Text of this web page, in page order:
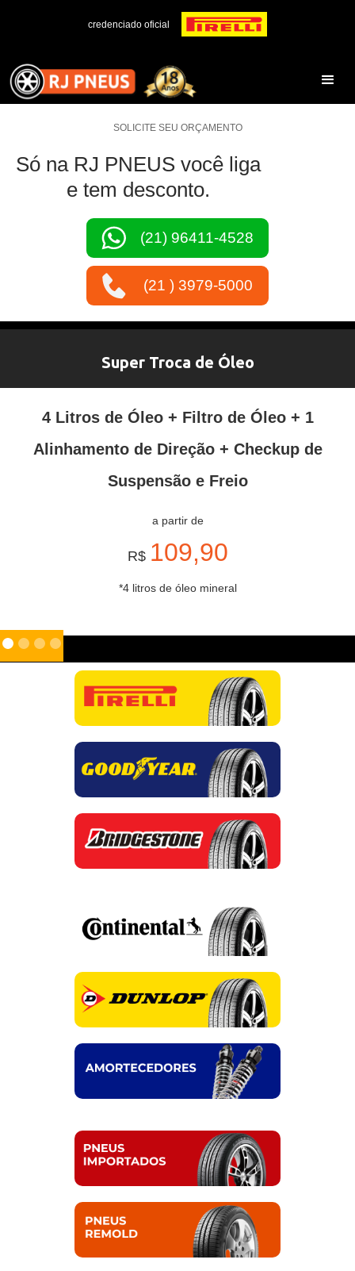
credenciado oficial
SOLICITE SEU ORÇAMENTO
Só na RJ PNEUS você liga
e tem desconto.
(21) 96411-4528
(21 ) 3979-5000
Super Troca de Óleo
4 Litros de Óleo + Filtro de Óleo + 1
Alinhamento de Direção + Checkup de
Suspensão e Freio
a partir de
R$ 109,90
*4 litros de óleo mineral